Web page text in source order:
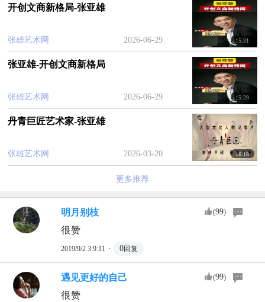
开创文商新格局-张亚雄
张雄艺术网 2026-06-29 15:31
张亚雄-开创文商新格局
张雄艺术网 2026-06-29 15:29
丹青巨匠艺术家-张亚雄
张雄艺术网 2026-03-20 16:18
更多推荐
明月别枝 (99)
很赞
2019/9/2 3:9:11 · 0回复
遇见更好的自己 (99)
很赞